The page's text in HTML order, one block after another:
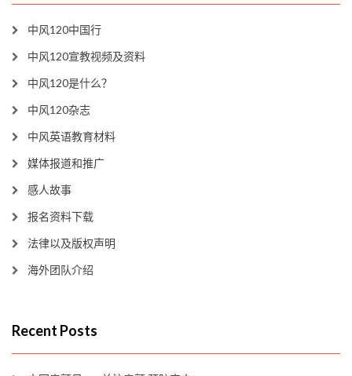
中风120中国行
中风120宣教视频及资料
中风120是什么？
中风120杂志
中风英语教育材料
媒体报道和推广
感人故事
报名资料下载
法律以及版权声明
海外团队介绍
Recent Posts